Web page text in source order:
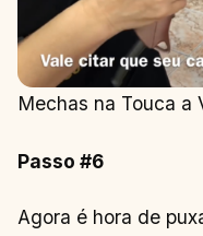
Mechas na Touca a
Passo #6
Agora é hora de